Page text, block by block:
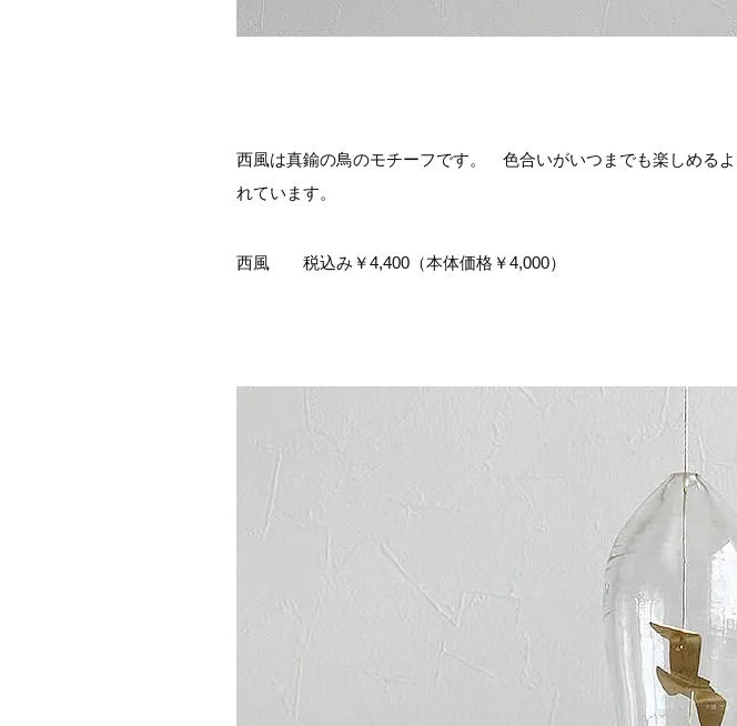
西風は真鍮の鳥のモチーフです。 色合いがいつまでも楽しめる
れています。
西風 税込み￥4,400（本体価格￥4,000）